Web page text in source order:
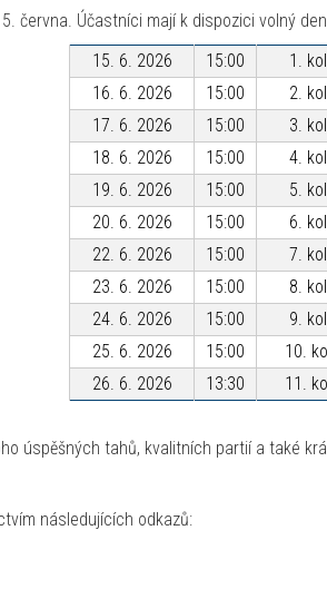
června. Účastníci mají k dispozici volný
15. 6. 2026
15:00
1.
16. 6. 2026
15:00
2.
17. 6. 2026
15:00
3.
18. 6. 2026
15:00
4.
19. 6. 2026
15:00
5.
20. 6. 2026
15:00
6.
22. 6. 2026
15:00
7.
23. 6. 2026
15:00
8.
24. 6. 2026
15:00
9.
25. 6. 2026
15:00
10.
26. 6. 2026
13:30 11.
úspěšných tahů, kvalitních partií a také
následujících odkazů: